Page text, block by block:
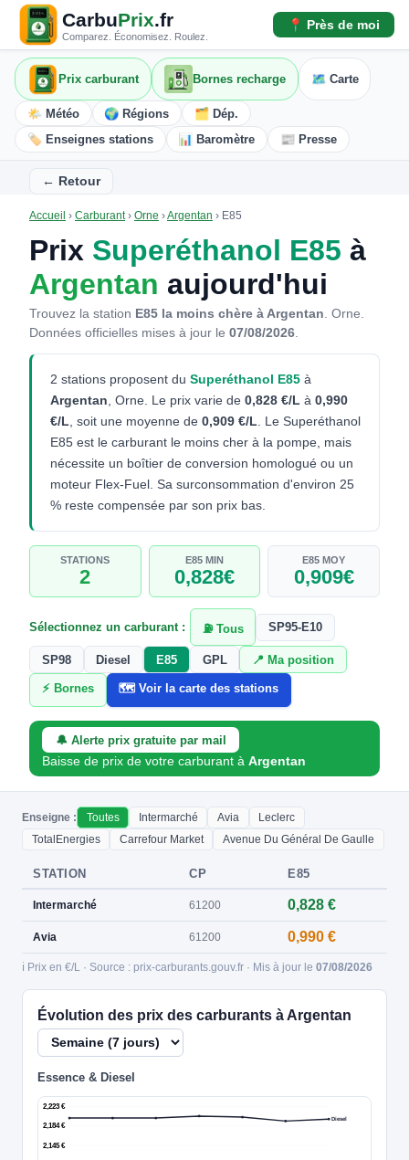
CarbuPrix.fr
Comparez. Économisez. Roulez.
📍 Près de moi
Prix carburant Bornes recharge 🗺️ Carte
🌤️ Météo 🌍 Régions
🗂️ Dép.
🏷️ Enseignes stations
📊 Baromètre 📰 Presse
← Retour
Accueil › Carburant› Orne ›Argentan › E85
Prix Superéthanol E85 à
Argentan aujourd'hui
Trouvez la station E85 la moins chère à Argentan. Orne.
Données officielles mises à jour le 07/08/2026.
2 stations proposent du Superéthanol E85 à
Argentan, Orne. Le prix varie de 0,828 €/L à 0,990
€/L, soit une moyenne de 0,909 €/L. Le Superéthanol
E85 est le carburant le moins cher à la pompe, mais
nécessite un boîtier de conversion homologué ou un
moteur Flex-Fuel. Sa surconsommation d'environ 25
% reste compensée par son prix bas.
STATIONS
2
E85 MIN
0,828€
E85 MOY
0,909€
Sélectionnez un carburant : ⛽ Tous SP95-E10
SP98 Diesel E85 GPL 📍 Ma position
⚡ Bornes 🗺️ Voir la carte des stations
🔔 Alerte prix gratuite par mail
Baisse de prix de votre carburant àArgentan
Enseigne : Toutes Intermarché Avia
Leclerc
TotalEnergies
Carrefour Market Avenue Du Général De Gaulle
STATION CP E85
Intermarché 61200 0,828 €
Avia 61200 0,990 €
ℹ️ Prix en €/L · Source : prix-carburants.gouv.fr · Mis à jour le 07/08/2026
Évolution des prix des carburants à Argentan
Essence & Diesel
2,145 €
2,184 €
2,223 €
Diesel